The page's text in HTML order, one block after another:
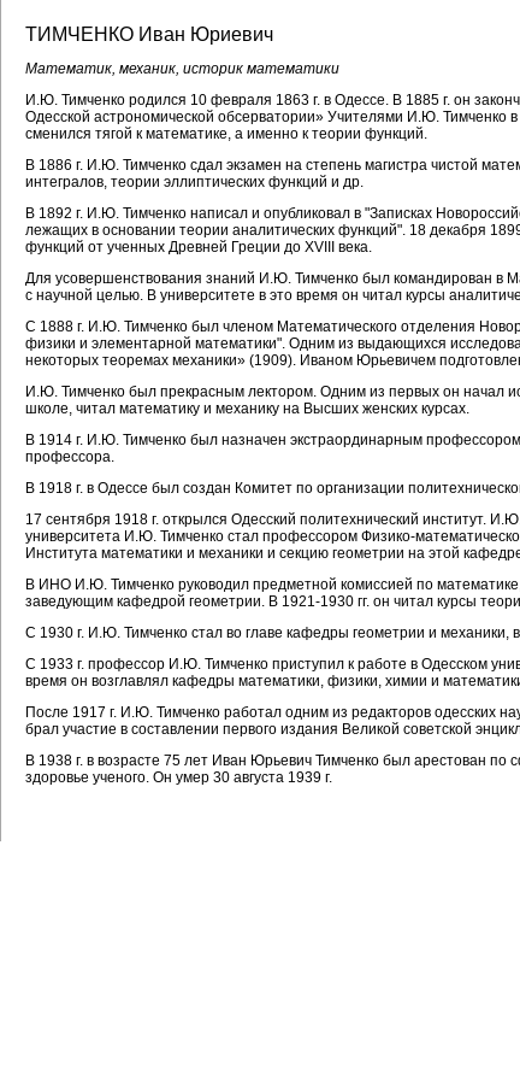
ТИМЧЕНКО Иван Юриевич
Математик, механик, историк математики
И.Ю. Тимченко родился 10 февраля 1863 г. в Одессе. В 1885 г. он
Одесской астрономической обсерватории» Учителями И.Ю.
сменился тягой к математике, а именно к теории функций.
В 1886 г. И.Ю. Тимченко сдал экзамен на степень магистра чистой
интегралов, теории эллиптических функций и др.
В 1892 г. И.Ю. Тимченко написал и опубликовал в "Записках
лежащих в основании теории аналитических функ­ций". 18 декабря
функций от ученных Древней Греции до ХVIII века.
Для усовершенствования знаний И.Ю. Тимченко был командирован в
с научной целью. В университете в это время он читал курсы
С 1888 г. И.Ю. Тимченко был членом Математического отделения
физики и элементарной математики". Одним из выдающихся
некоторых теоремах механики» (1909). Иваном Юрьевичем
И.Ю. Тимченко был прекрасным лектором. Одним из первых он начал
школе, читал математику и механику на Высших женских курсах.
В 1914 г. И.Ю. Тимченко был назначен экстраординарным
профессора.
В 1918 г. в Одессе был создан Комитет по организации
17 сентября 1918 г. открылся Одесский политехнический институт.
университета И.Ю. Тимченко стал профессором Физико-
Института математики и механики и секцию геометрии на этой
В ИНО И.Ю. Тимченко руководил предметной комиссией по
заведующим кафедрой геометрии. В 1921-1930 гг. он читал курсы
С 1930 г. И.Ю. Тимченко стал во главе кафедры геометрии и механики,
С 1933 г. профессор И.Ю. Тимченко приступил к работе в Одесском
время он возглавлял кафедры математики, физики, химии и
После 1917 г. И.Ю. Тимченко работал одним из редакторов одесских
брал участие в составлении первого издания Великой советской
В 1938 г. в возрасте 75 лет Иван Юрьевич Тимченко был арестован по
здоровье ученого. Он умер 30 августа 1939 г.